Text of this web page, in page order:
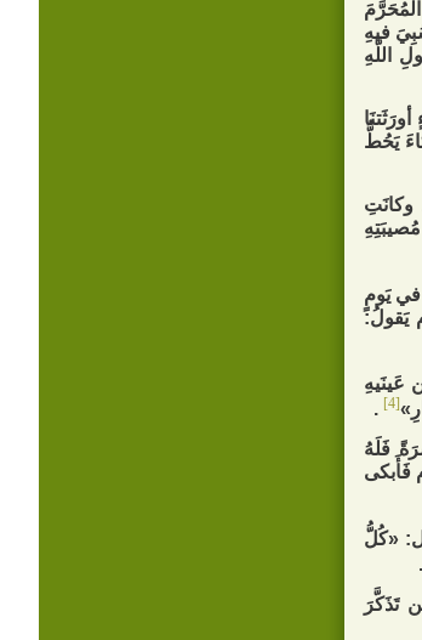
فيهِ
اللَّهِ
يَحُطُّ
وكانَتِ
في يَومٍ
يَقولُ:
عَينَيهِ
[4]
.
فَلَهُ
فَأَبكى‏
«كُلُّ
.
تَذَكَّرَ